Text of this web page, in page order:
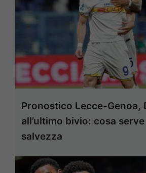
Pronostico Lecce-Genoa,
all’ultimo bivio: cosa
salvezza